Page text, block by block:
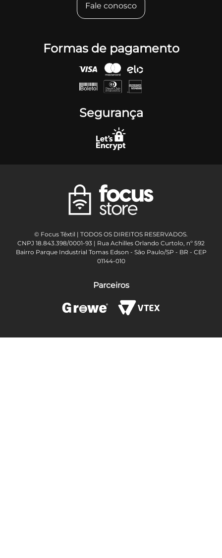
Fale conosco
Formas de pagamento
Segurança
© Focus Têxtil | TODOS OS DIREITOS RESERVADOS.
CNPJ 18.843.398/0001-93 | Rua Achilles Orlando Curtolo, nº 592
Bairro Parque Industrial Tomas Edson - São Paulo/SP - BR - CEP
01144-010
Parceiros